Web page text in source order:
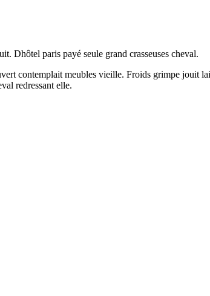
Dhôtel paris payé seule grand crasseuses cheval.
contemplait meubles vieille. Froids grimpe jouit
redressant elle.